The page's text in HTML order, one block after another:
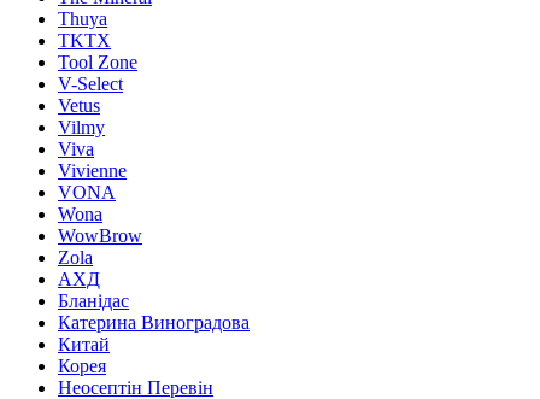
Thuya
TKTX
Tool Zone
V-Select
Vetus
Vilmy
Viva
Vivienne
VONA
Wona
WowBrow
Zola
АХД
Бланідас
Катерина Виноградова
Китай
Корея
Неосептін Перевін